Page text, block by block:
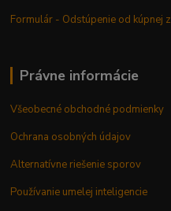
Formulár - Odstúpenie od kúpnej
Právne informácie
Všeobecné obchodné podmienky
Ochrana osobných údajov
Alternatívne riešenie sporov
Používanie umelej inteligencie